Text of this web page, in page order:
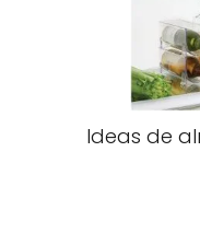
Ideas de